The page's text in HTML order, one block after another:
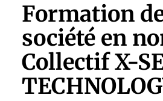
Formation
société en
Collectif X-